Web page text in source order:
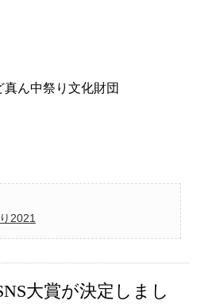
ん中祭り文化財団
2021
大賞が決定しまし